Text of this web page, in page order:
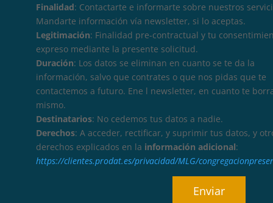
Finalidad: Contactarte e informarte sobre nuestros
Mandarte información vía newsletter, si lo aceptas.
Legitimación: Finalidad pre-contractual y tu
expreso mediante la presente solicitud.
Duración: Los datos se eliminan en cuanto se te da la
información, salvo que contrates o que nos pidas que te
contactemos a futuro. Ene l newsletter, en cuanto te
mismo.
Destinatarios: No cedemos tus datos a nadie.
Derechos: A acceder, rectificar, y suprimir tus datos, y
derechos explicados en la información adicional:
https://clientes.prodat.es/privacidad/MLG/